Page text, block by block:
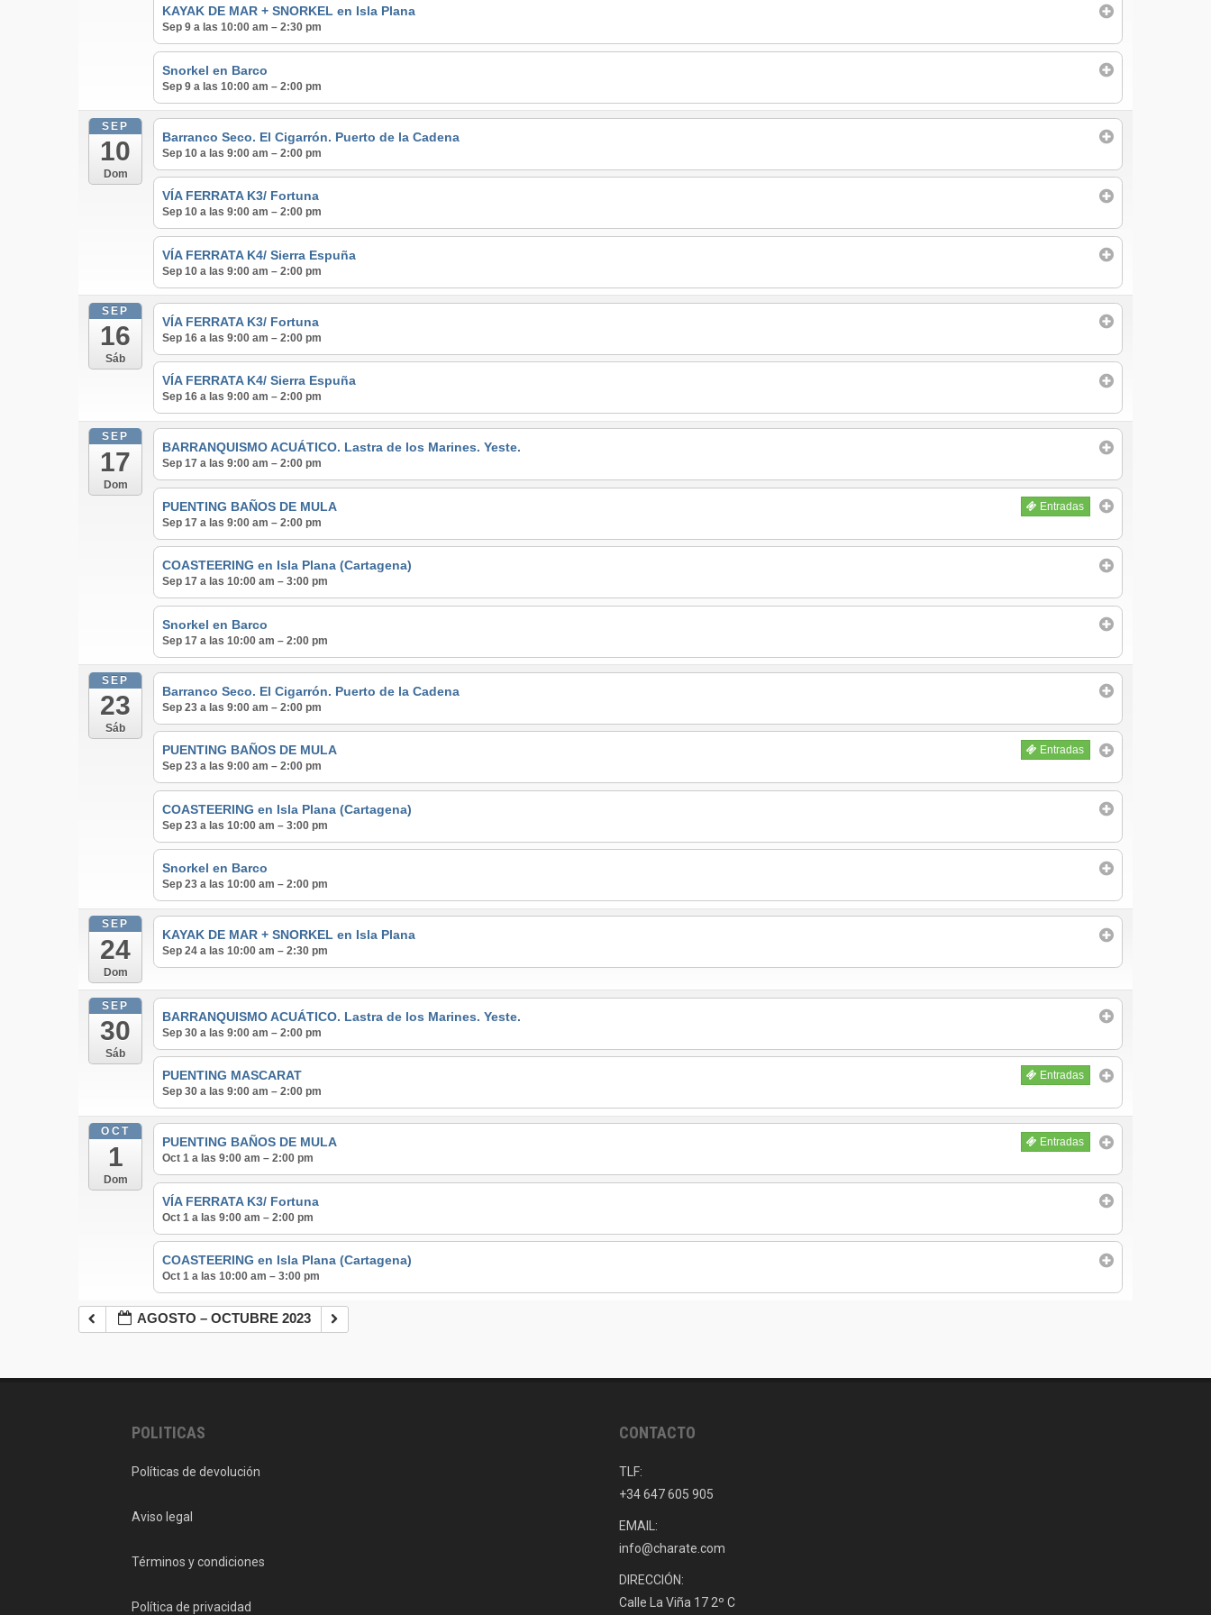
KAYAK DE MAR + SNORKEL en Isla Plana
Sep 9 a las 10:00 am – 2:30 pm
Snorkel en Barco
Sep 9 a las 10:00 am – 2:00 pm
SEP
10
Dom
Barranco Seco. El Cigarrón. Puerto de la Cadena
Sep 10 a las 9:00 am – 2:00 pm
VÍA FERRATA K3/ Fortuna
Sep 10 a las 9:00 am – 2:00 pm
VÍA FERRATA K4/ Sierra Espuña
Sep 10 a las 9:00 am – 2:00 pm
SEP
16
Sáb
VÍA FERRATA K3/ Fortuna
Sep 16 a las 9:00 am – 2:00 pm
VÍA FERRATA K4/ Sierra Espuña
Sep 16 a las 9:00 am – 2:00 pm
SEP
17
Dom
BARRANQUISMO ACUÁTICO. Lastra de los Marines. Yeste.
Sep 17 a las 9:00 am – 2:00 pm
PUENTING BAÑOS DE MULA
Entradas
Sep 17 a las 9:00 am – 2:00 pm
COASTEERING en Isla Plana (Cartagena)
Sep 17 a las 10:00 am – 3:00 pm
Snorkel en Barco
Sep 17 a las 10:00 am – 2:00 pm
SEP
23
Sáb
Barranco Seco. El Cigarrón. Puerto de la Cadena
Sep 23 a las 9:00 am – 2:00 pm
PUENTING BAÑOS DE MULA
Entradas
Sep 23 a las 9:00 am – 2:00 pm
COASTEERING en Isla Plana (Cartagena)
Sep 23 a las 10:00 am – 3:00 pm
Snorkel en Barco
Sep 23 a las 10:00 am – 2:00 pm
SEP
24
Dom
KAYAK DE MAR + SNORKEL en Isla Plana
Sep 24 a las 10:00 am – 2:30 pm
SEP
30
Sáb
BARRANQUISMO ACUÁTICO. Lastra de los Marines. Yeste.
Sep 30 a las 9:00 am – 2:00 pm
PUENTING MASCARAT
Entradas
Sep 30 a las 9:00 am – 2:00 pm
OCT
1
Dom
PUENTING BAÑOS DE MULA
Entradas
Oct 1 a las 9:00 am – 2:00 pm
VÍA FERRATA K3/ Fortuna
Oct 1 a las 9:00 am – 2:00 pm
COASTEERING en Isla Plana (Cartagena)
Oct 1 a las 10:00 am – 3:00 pm
AGOSTO – OCTUBRE 2023
POLITICAS
Políticas de devolución
Aviso legal
Términos y condiciones
Política de privacidad
CONTACTO
TLF:
+34 647 605 905
EMAIL:
info@charate.com
DIRECCIÓN:
Calle La Viña 17 2º C